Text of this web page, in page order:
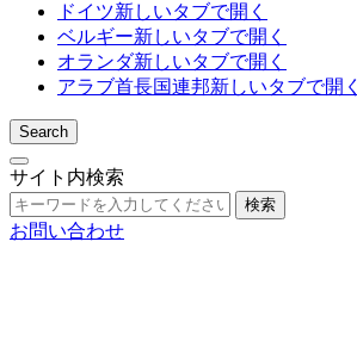
ドイツ新しいタブで開く
ベルギー新しいタブで開く
オランダ新しいタブで開く
アラブ首長国連邦新しいタブで開く
Search
サイト内検索
検索
お問い合わせ